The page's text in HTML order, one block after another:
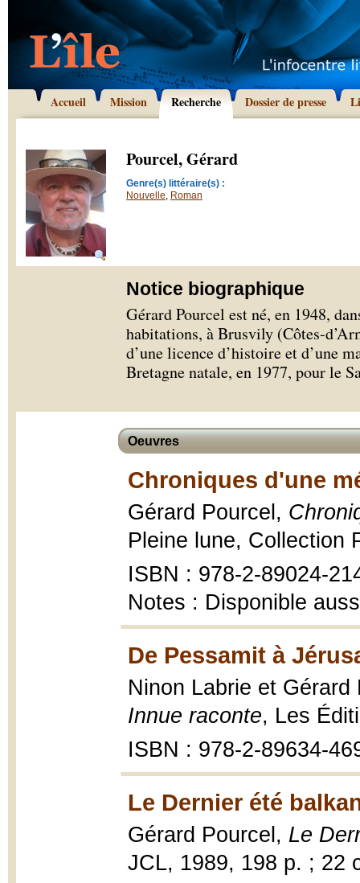
Accueil Mission Recherche Dossier de presse
Pourcel, Gérard
Genre(s) littéraire(s) :
Nouvelle, Roman
Notice biographique
Gérard Pourcel est né, en 1948,
habitations, à Brusvily (Côtes-
d’une licence d’histoire et d’une
Bretagne natale, en 1977, pour le
Oeuvres
Chroniques d'une
Gérard Pourcel,
Pleine lune, Collection
ISBN : 978-2-89024-
Notes : Disponible
De Pessamit à
Ninon Labrie et
Innue raconte, Les
ISBN : 978-2-89634-
Le Dernier été
Gérard Pourcel, Le
JCL, 1989, 198 p. ; 22